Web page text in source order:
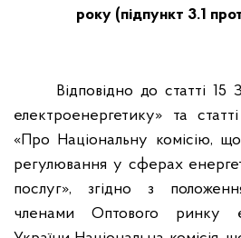
року (підпункт 3.1
Відповідно до статті
електроенергетику» та
«Про Національну комісію,
регулювання у сферах
послуг», згідно з
членами Оптового ринку